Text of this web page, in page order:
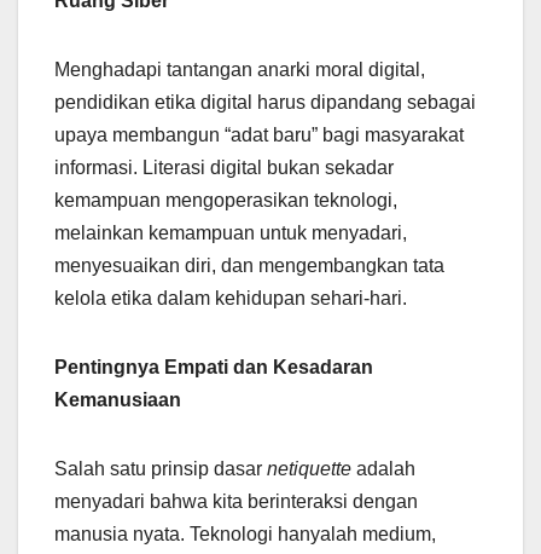
Menghadapi tantangan anarki moral digital,
pendidikan etika digital harus dipandang sebagai
upaya membangun “adat baru” bagi masyarakat
informasi. Literasi digital bukan sekadar
kemampuan mengoperasikan teknologi,
melainkan kemampuan untuk menyadari,
menyesuaikan diri, dan mengembangkan tata
kelola etika dalam kehidupan sehari-hari.
Pentingnya Empati dan Kesadaran
Kemanusiaan
Salah satu prinsip dasar netiquette adalah
menyadari bahwa kita berinteraksi dengan
manusia nyata. Teknologi hanyalah medium,